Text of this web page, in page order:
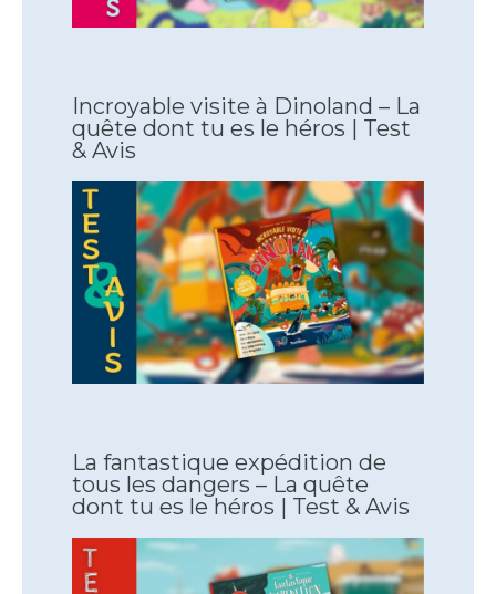
Incroyable visite à Dinoland – La
quête dont tu es le héros | Test
& Avis
La fantastique expédition de
tous les dangers – La quête
dont tu es le héros | Test & Avis